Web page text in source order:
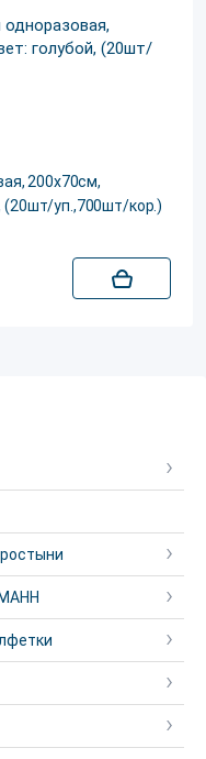
200х70см,
(20шт/уп.,700шт/кор.)